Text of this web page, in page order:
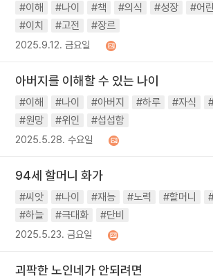
#이해 #나이 #책 #의식 #성장 #어
#이치
#고전 #장르
2025.9.12. 금요일
아버지를 이해할 수 있는 나이
#이해 #나이 #아버지 #하루 #자식
#원망
#위인 #섭섭함
2025.5.28. 수요일
94세 할머니 화가
#씨앗 #나이 #재능 #노력 #할머니
#하늘
#극대화 #단비
2025.5.23. 금요일
괴팍한 노인네가 안되려면